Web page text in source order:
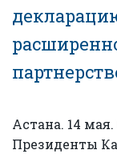
Астана. 14
Президенты